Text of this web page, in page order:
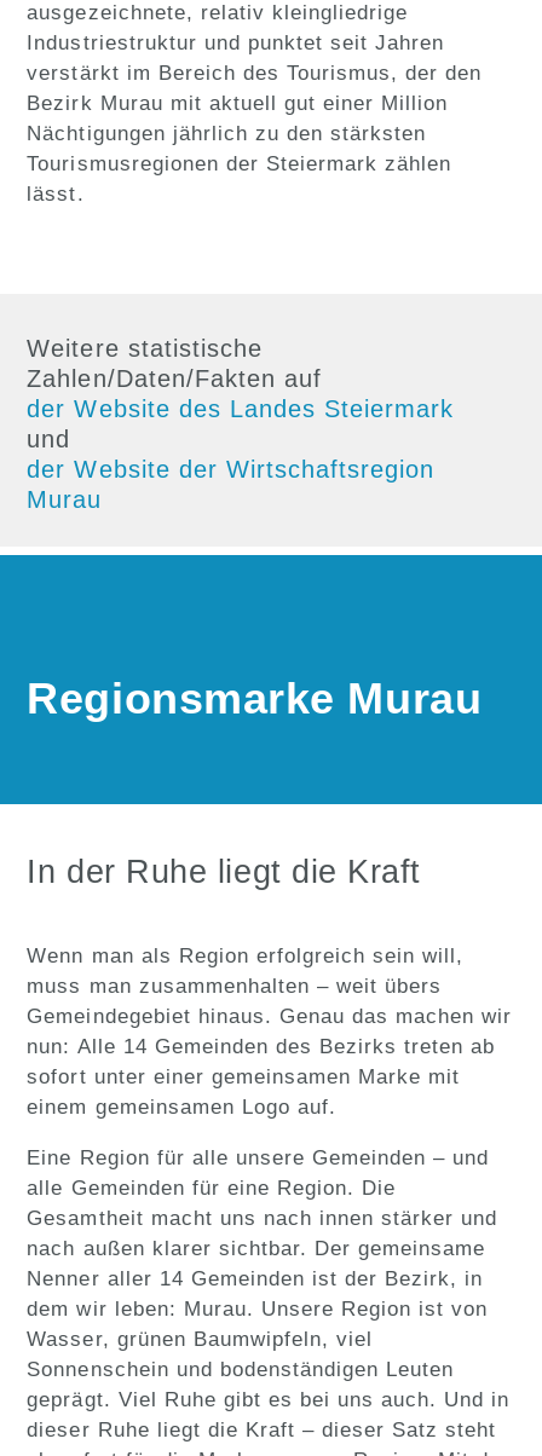
ausgezeichnete, relativ kleingliedrige
Industriestruktur und punktet seit Jahren
verstärkt im Bereich des Tourismus, der den
Bezirk Murau mit aktuell gut einer Million
Nächtigungen jährlich zu den stärksten
Tourismusregionen der Steiermark zählen
lässt.
Weitere statistische
Zahlen/Daten/Fakten auf
der Website des Landes Steiermark
und
der Website der Wirtschaftsregion
Murau
Regionsmarke Murau
In der Ruhe liegt die Kraft
Wenn man als Region erfolgreich sein will,
muss man zusammenhalten – weit übers
Gemeindegebiet hinaus. Genau das machen wir
nun: Alle 14 Gemeinden des Bezirks treten ab
sofort unter einer gemeinsamen Marke mit
einem gemeinsamen Logo auf.
Eine Region für alle unsere Gemeinden – und
alle Gemeinden für eine Region. Die
Gesamtheit macht uns nach innen stärker und
nach außen klarer sichtbar. Der gemeinsame
Nenner aller 14 Gemeinden ist der Bezirk, in
dem wir leben: Murau. Unsere Region ist von
Wasser, grünen Baumwipfeln, viel
Sonnenschein und bodenständigen Leuten
geprägt. Viel Ruhe gibt es bei uns auch. Und in
dieser Ruhe liegt die Kraft – dieser Satz steht